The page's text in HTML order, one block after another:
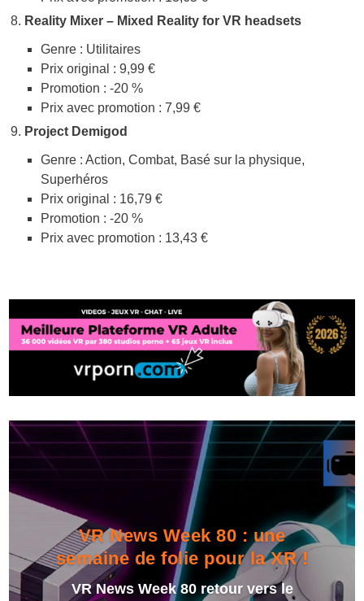
Reality Mixer – Mixed Reality for VR headsets
Genre : Utilitaires
Prix original : 9,99 €
Promotion : -20 %
Prix avec promotion : 7,99 €
Project Demigod
Genre : Action, Combat, Basé sur la physique,
Superhéros
Prix original : 16,79 €
Promotion : -20 %
Prix avec promotion : 13,43 €
VR News Week 80 : une
semaine de folie pour la XR !
VR News Week 80 retour vers le